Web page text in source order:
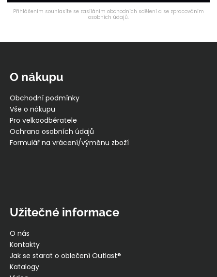
Přihlášením souhlasíte se zasíláním obchodních sdělení a se zpracováním
osobních údajů.
O nákupu
Obchodní podmínky
Vše o nákupu
Pro velkoodběratele
Ochrana osobních údajů
Formulář na vrácení/výměnu zboží
Užitečné informace
O nás
Kontakty
Jak se starat o oblečení Outlast®
Katalogy